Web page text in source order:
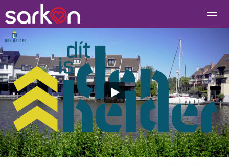
Home Bellen Contact E-mail